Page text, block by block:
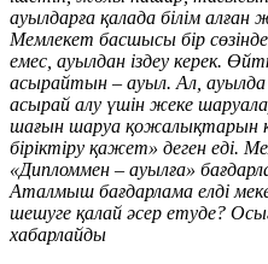
ауылдарға қалада білім
Мемлекет басшысы бір
емес, ауылдан іздеу керек.
асырайтын – ауыл. Ал,
асырай алу үшін жеке
шағын шаруа қожалықтарын
біріктіру қажет» деген еді.
«Дипломмен – ауылға»
Аталмыш бағдарлама елді
шешуге қалай әсер етуде?
хабарлайды